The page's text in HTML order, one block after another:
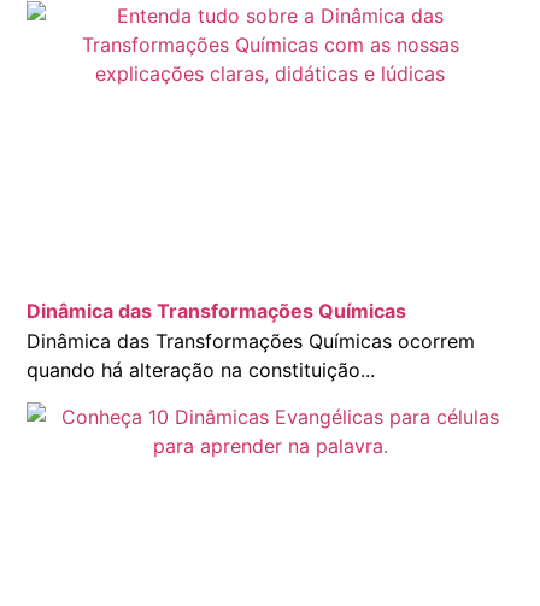
Dinâmica das Transformações Químicas
Dinâmica das Transformações Químicas ocorrem
quando há alteração na constituição...